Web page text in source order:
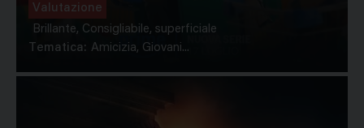
Valutazione
Brillante, Consigliabile, superficiale
Tematica: Amicizia, Giovani...